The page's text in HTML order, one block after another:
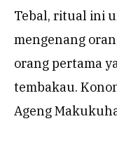
Tebal, ritual ini
mengenang
orang pertama
tembakau.
Ageng